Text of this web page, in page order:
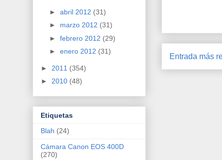
Entrada más
► abril 2012 (31)
► marzo 2012 (31)
► febrero 2012 (29)
► enero 2012 (31)
► 2011 (354)
► 2010 (48)
Etiquetas
Blah (24)
Cámara Canon EOS 400D
(270)